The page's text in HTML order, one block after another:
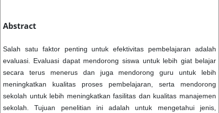
Abstract
Salah satu faktor penting untuk efektivitas pembelajaran adalah
evaluasi. Evaluasi dapat mendorong siswa untuk lebih giat belajar
secara terus menerus dan juga mendorong guru untuk lebih
meningkatkan kualitas proses pembelajaran, serta mendorong
sekolah untuk lebih meningkatkan fasilitas dan kualitas manajemen
sekolah. Tujuan penelitian ini adalah untuk mengetahui jenis,